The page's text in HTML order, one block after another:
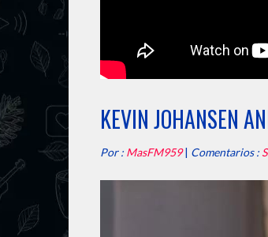
KEVIN JOHANSEN
Por : MasFM959| Comentarios :